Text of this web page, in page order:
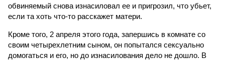
обвиняемый снова изнасиловал ее и пригрозил, что убьет,
если та хоть что-то расскажет матери.
Кроме того, 2 апреля этого года, запершись в комнате со
своим четырехлетним сыном, он попытался сексуально
домогаться и его, но до изнасилования дело не дошло. В